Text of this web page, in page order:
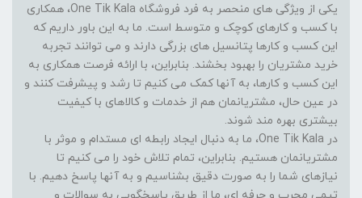
یکی از ویژگی های منحصر به فرد فروشگاه One Tik Kala، همکاری
با کسب و کارهای کوچک و متوسط است. ما به این باور داریم که
این کسب و کارها پتانسیل های بزرگی دارند و می توانند تجربه
خرید مشتریان را بهبود بخشند. بنابراین، با ارائه فرصت همکاری به
این کسب و کارها، به آنها کمک می کنیم تا رشد و پیشرفت کنند و
در عین حال، مشتریانمان هم از خدمات و کالاهای با کیفیت
بیشتری بهره مند شوند.
در One Tik Kala، ما به دنبال ایجاد رابطه ای مستدام و موثر با
مشتریانمان هستیم. بنابراین، تمام تلاش خود را می کنیم تا
نیازهای شما را به صورت دقیق بشناسیم و به آنها پاسخ دهیم. با